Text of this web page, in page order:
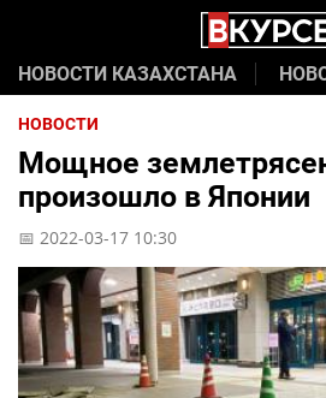
НОВОСТИ КАЗАХСТАНА
НОВОСТИ
Мощное
произошло в Японии
📅 2022-03-17 10:30